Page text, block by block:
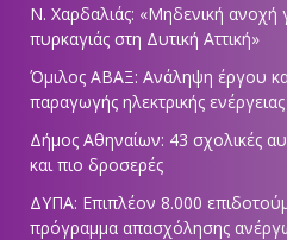
Ν. Χαρδαλιάς: «Μηδενική ανοχή
πυρκαγιάς στη Δυτική Αττική»
Όμιλος ΑΒΑΞ: Ανάληψη έργου
παραγωγής ηλεκτρικής
Δήμος Αθηναίων: 43 σχολικές
και πιο δροσερές
ΔΥΠΑ: Επιπλέον 8.000
πρόγραμμα απασχόλησης